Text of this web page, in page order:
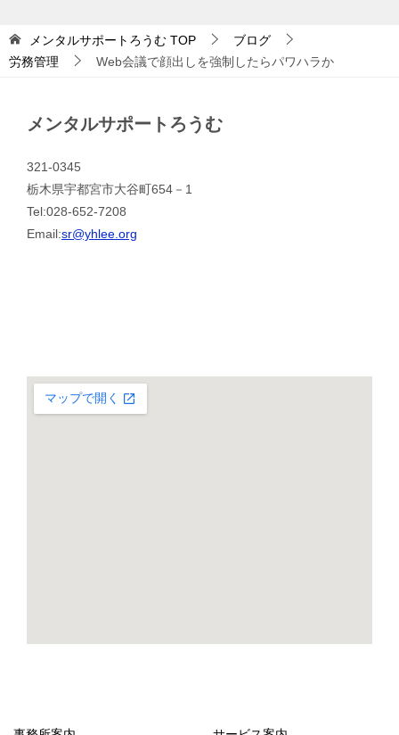
メンタルサポートろうむ TOP
ブログ
労務管理
Web会議で顔出しを強制したらパワハラか
メンタルサポートろうむ
321-0345
栃木県宇都宮市大谷町654－1
Tel:028-652-7208
Email:sr@yhlee.org